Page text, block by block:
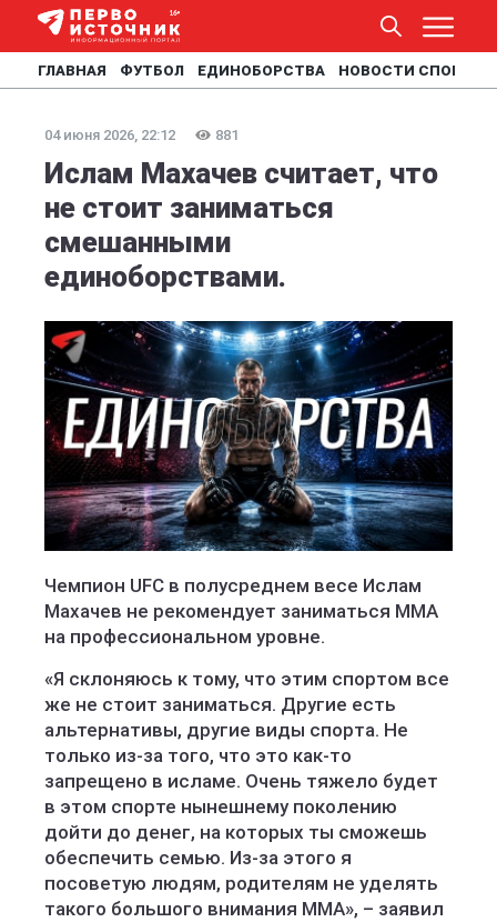
ГЛАВНАЯ ФУТБОЛ ЕДИНОБОРСТВА НОВОСТИ СПОРТА
04 июня 2026, 22:12 881
Ислам Махачев считает, что
не стоит заниматься
смешанными
единоборствами.
Чемпион UFC в полусреднем весе Ислам
Махачев не рекомендует заниматься ММА
на профессиональном уровне.
«Я склоняюсь к тому, что этим спортом все
же не стоит заниматься. Другие есть
альтернативы, другие виды спорта. Не
только из-за того, что это как-то
запрещено в исламе. Очень тяжело будет
в этом спорте нынешнему поколению
дойти до денег, на которых ты сможешь
обеспечить семью. Из-за этого я
посоветую людям, родителям не уделять
такого большого внимания ММА», – заявил